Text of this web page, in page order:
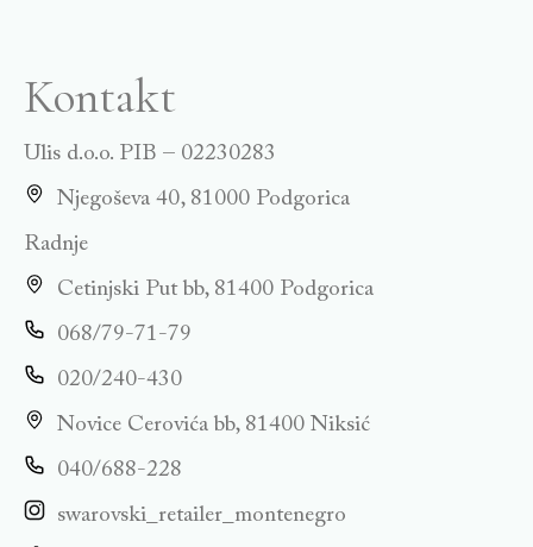
Kontakt
Ulis d.o.o. PIB – 02230283
Njegoševa 40, 81000 Podgorica
Radnje
Cetinjski Put bb, 81400 Podgorica
068/79-71-79
020/240-430
Novice Cerovića bb, 81400 Niksić
040/688-228
swarovski_retailer_montenegro